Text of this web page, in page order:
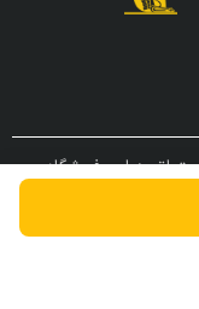
به این فروشگاه می